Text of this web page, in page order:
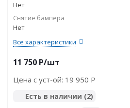
Нет
Снятие бампера
Нет
Все характеристики
11 750 P/шт
Цена с уст-ой: 19 950 P
Есть в наличии (2)